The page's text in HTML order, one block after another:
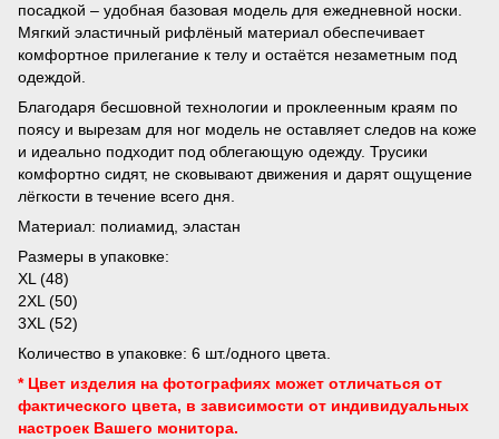
посадкой – удобная базовая модель для ежедневной носки.
Мягкий эластичный рифлёный материал обеспечивает
комфортное прилегание к телу и остаётся незаметным под
одеждой.
Благодаря бесшовной технологии и проклеенным краям по
поясу и вырезам для ног модель не оставляет следов на коже
и идеально подходит под облегающую одежду. Трусики
комфортно сидят, не сковывают движения и дарят ощущение
лёгкости в течение всего дня.
Материал: полиамид, эластан
Размеры в упаковке:
XL (48)
2XL (50)
3XL (52)
Количество в упаковке: 6 шт./одного цвета.
* Цвет изделия на фотографиях может отличаться от
фактического цвета, в зависимости от индивидуальных
настроек Вашего монитора.